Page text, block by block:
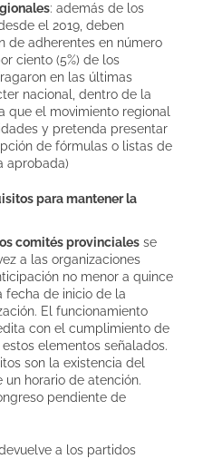
: además de los
el 2019, deben
de adherentes en número
ciento (5%) de los
en las últimas
nacional, dentro de la
que el movimiento regional
y pretenda presentar
de fórmulas o listas de
aprobada)
para mantener la
comités provinciales se
a las organizaciones
no menor a quince
fecha de inicio de la
El funcionamiento
con el cumplimiento de
elementos señalados.
son la existencia del
horario de atención.
pendiente de
a los partidos